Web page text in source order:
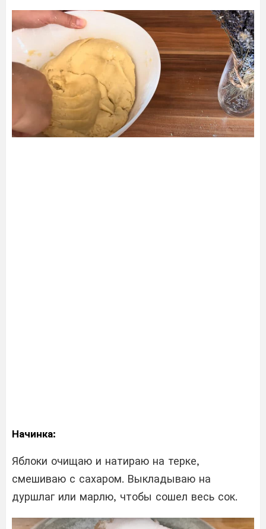
Начинка:
Яблоки очищаю и натираю на терке,
смешиваю с сахаром. Выкладываю на
дуршлаг или марлю, чтобы сошел весь сок.